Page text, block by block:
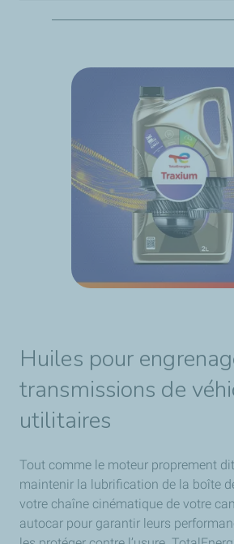
Une variété d’options adaptées à
compris des produits prêts à
Évitez les dépenses inutiles -
Aucun souci - protège contre les
corrosion et la surchauffe
Huiles pour
transmissions de
utilitaires
Tout comme le moteur proprement
maintenir la lubrification de la boîte
votre chaîne cinématique de votre
autocar pour garantir leurs